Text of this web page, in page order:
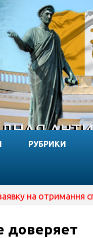
РУБРИКИ
отримання
доверяет